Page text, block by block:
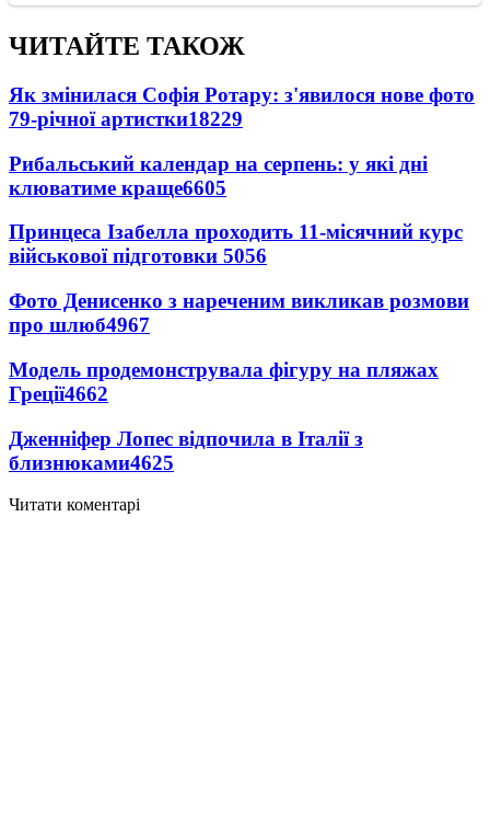
ЧИТАЙТЕ ТАКОЖ
Як змінилася Софія Ротару: з'явилося нове фото
79-річної артистки18229
Рибальський календар на серпень: у які дні
клюватиме краще6605
Принцеса Ізабелла проходить 11-місячний курс
військової підготовки 5056
Фото Денисенко з нареченим викликав розмови
про шлюб4967
Модель продемонструвала фігуру на пляжах
Греції4662
Дженніфер Лопес відпочила в Італії з
близнюками4625
Читати коментарі